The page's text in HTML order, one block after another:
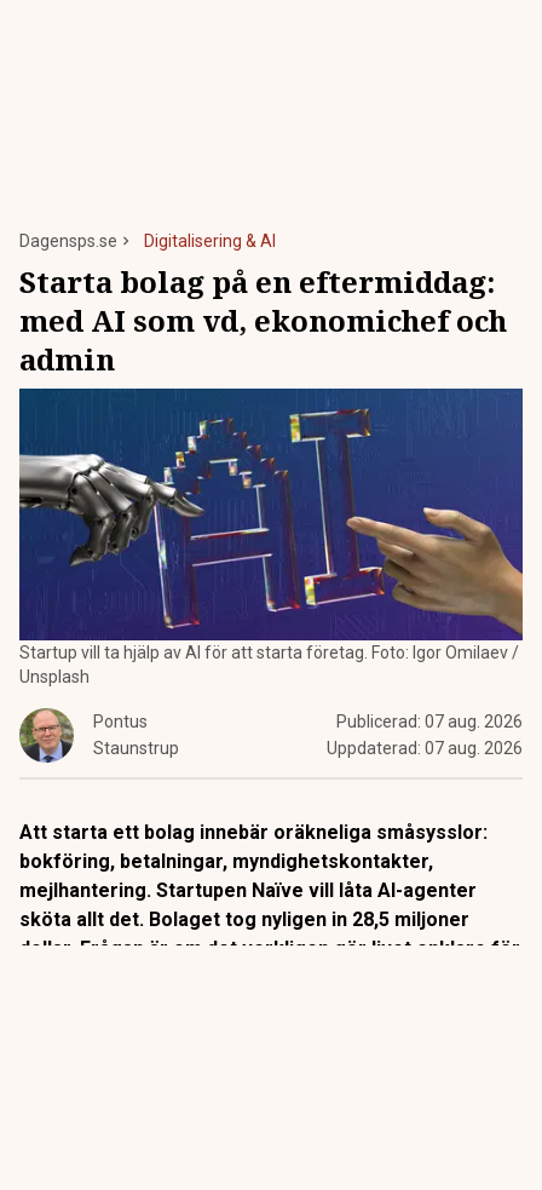
Dagensps.se Digitalisering & AI
Starta bolag på en eftermiddag:
med AI som vd, ekonomichef och
admin
Startup vill ta hjälp av AI för att starta företag. Foto: Igor Omilaev /
Unsplash
Pontus
Staunstrup
Publicerad: 07 aug. 2026
Uppdaterad: 07 aug. 2026
Att starta ett bolag innebär oräkneliga småsysslor:
bokföring, betalningar, myndighetskontakter,
mejlhantering. Startupen Naïve vill låta AI-agenter
sköta allt det. Bolaget tog nyligen in 28,5 miljoner
dollar. Frågan är om det verkligen gör livet enklare för